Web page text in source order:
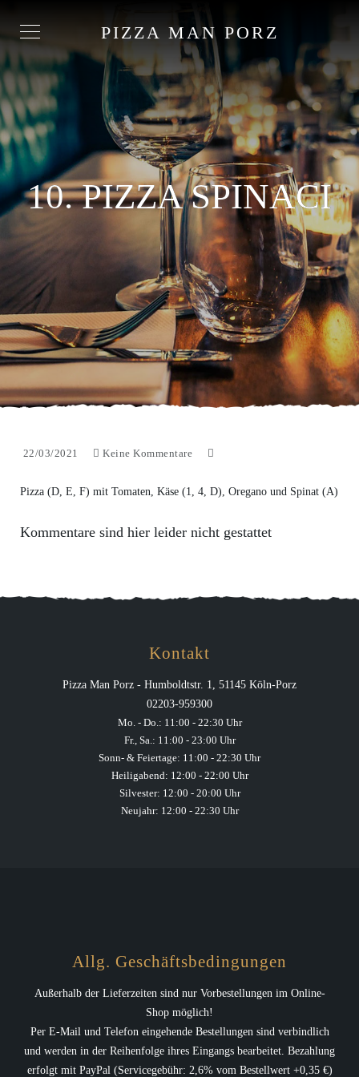
PIZZA MAN PORZ
10. PIZZA SPINACI
22/03/2021 Keine Kommentare
Pizza (D, E, F) mit Tomaten, Käse (1, 4, D), Oregano und Spinat (A)
Kommentare sind hier leider nicht gestattet
Kontakt
Pizza Man Porz - Humboldtstr. 1, 51145 Köln-Porz
02203-959300
Mo. - Do.: 11:00 - 22:30 Uhr
Fr., Sa.: 11:00 - 23:00 Uhr
Sonn- & Feiertage: 11:00 - 22:30 Uhr
Heiligabend: 12:00 - 22:00 Uhr
Silvester: 12:00 - 20:00 Uhr
Neujahr: 12:00 - 22:30 Uhr
Allg. Geschäftsbedingungen
Außerhalb der Lieferzeiten sind nur Vorbestellungen im Online-
Shop möglich!
Per E-Mail und Telefon eingehende Bestellungen sind verbindlich
und werden in der Reihenfolge ihres Eingangs bearbeitet. Bezahlung
erfolgt mit PayPal (Servicegebühr: 2,6% vom Bestellwert +0,35 €)